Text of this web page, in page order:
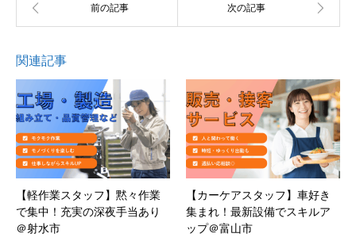
関連記事
【軽作業スタッフ】黙々作業
で集中！充実の深夜手当あり
＠射水市
【カーケアスタッフ】車好き
集まれ！最新設備でスキルア
ップ＠富山市